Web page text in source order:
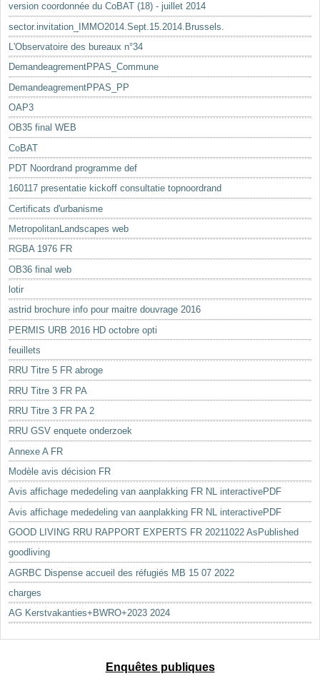
version coordonnée du CoBAT (18) - juillet 2014
sector.invitation_IMMO2014.Sept.15.2014.Brussels.
L'Observatoire des bureaux n°34
DemandeagrementPPAS_Commune
DemandeagrementPPAS_PP
OAP3
OB35 final WEB
CoBAT
PDT Noordrand programme def
160117 presentatie kickoff consultatie topnoordrand
Certificats d'urbanisme
MetropolitanLandscapes web
RGBA 1976 FR
OB36 final web
lotir
astrid brochure info pour maitre douvrage 2016
PERMIS URB 2016 HD octobre opti
feuillets
RRU Titre 5 FR abroge
RRU Titre 3 FR PA
RRU Titre 3 FR PA 2
RRU GSV enquete onderzoek
Annexe A FR
Modèle avis décision FR
Avis affichage mededeling van aanplakking FR NL interactivePDF
Avis affichage mededeling van aanplakking FR NL interactivePDF
GOOD LIVING RRU RAPPORT EXPERTS FR 20211022 AsPublished
goodliving
AGRBC Dispense accueil des réfugiés MB 15 07 2022
charges
AG Kerstvakanties+BWRO+2023 2024
Enquêtes publiques